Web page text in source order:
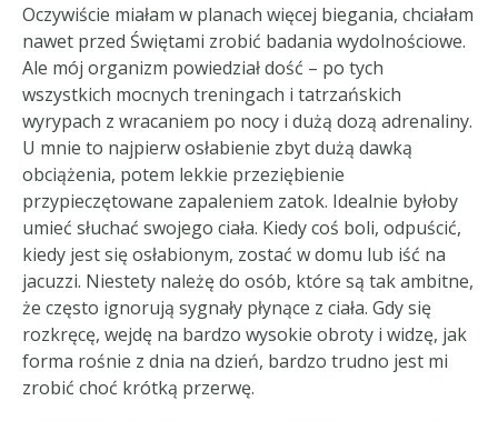
Oczywiście miałam w planach więcej biegania, chciałam
nawet przed Świętami zrobić badania wydolnościowe.
Ale mój organizm powiedział dość – po tych
wszystkich mocnych treningach i tatrzańskich
wyrypach z wracaniem po nocy i dużą dozą adrenaliny.
U mnie to najpierw osłabienie zbyt dużą dawką
obciążenia, potem lekkie przeziębienie
przypieczętowane zapaleniem zatok. Idealnie byłoby
umieć słuchać swojego ciała. Kiedy coś boli, odpuścić,
kiedy jest się osłabionym, zostać w domu lub iść na
jacuzzi. Niestety należę do osób, które są tak ambitne,
że często ignorują sygnały płynące z ciała. Gdy się
rozkręcę, wejdę na bardzo wysokie obroty i widzę, jak
forma rośnie z dnia na dzień, bardzo trudno jest mi
zrobić choć krótką przerwę.